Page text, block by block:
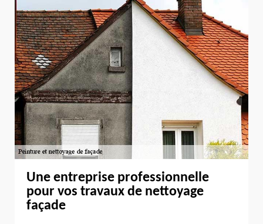
Une entreprise professionnelle
pour vos travaux de nettoyage
façade